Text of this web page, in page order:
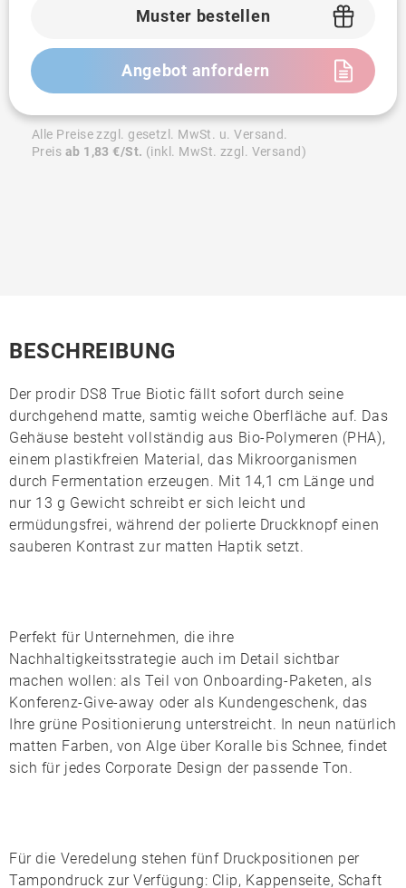
Muster bestellen
Angebot anfordern
Alle Preise zzgl. gesetzl. MwSt. u. Versand.
Preis ab 1,83 €/St. (inkl. MwSt. zzgl. Versand)
BESCHREIBUNG
Der prodir DS8 True Biotic fällt sofort durch seine
durchgehend matte, samtig weiche Oberfläche auf. Das
Gehäuse besteht vollständig aus Bio-Polymeren (PHA),
einem plastikfreien Material, das Mikroorganismen
durch Fermentation erzeugen. Mit 14,1 cm Länge und
nur 13 g Gewicht schreibt er sich leicht und
ermüdungsfrei, während der polierte Druckknopf einen
sauberen Kontrast zur matten Haptik setzt.
Perfekt für Unternehmen, die ihre
Nachhaltigkeitsstrategie auch im Detail sichtbar
machen wollen: als Teil von Onboarding-Paketen, als
Konferenz-Give-away oder als Kundengeschenk, das
Ihre grüne Positionierung unterstreicht. In neun natürlich
matten Farben, vonAlge über Koralle bis Schnee, findet
sich für jedes Corporate Design der passende Ton.
Für die Veredelung stehen fünf Druckpositionen per
Tampondruck zur Verfügung: Clip, Kappenseite, Schaft